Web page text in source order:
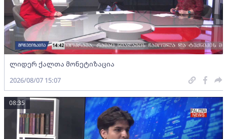
ლიდერ ქალთა მონეტიზაცია
2026/08/07 15:07
08:35